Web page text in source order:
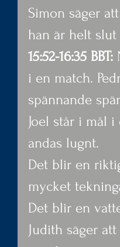
Simon säger
han är helt
15:52-16:35 BBT:
i en match.
spännande
Joel står i mål
andas lugnt.
Det blir en
mycket
Det blir en
Judith säger